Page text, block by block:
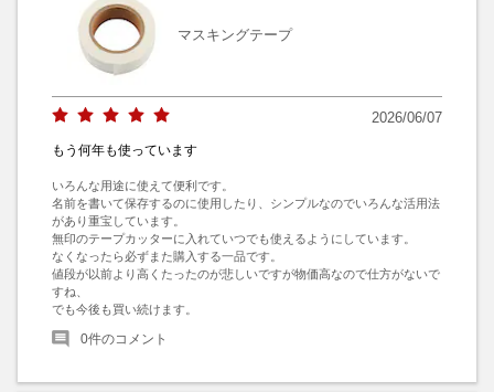
マスキングテープ
2026/06/07
もう何年も使っています
いろんな用途に使えて便利です。
名前を書いて保存するのに使用したり、シンプルなのでいろんな活用法
があり重宝しています。
無印のテープカッターに入れていつでも使えるようにしています。
なくなったら必ずまた購入する一品です。
値段が以前より高くたったのが悲しいですが物価高なので仕方がないで
すね、
でも今後も買い続けます。
0件のコメント